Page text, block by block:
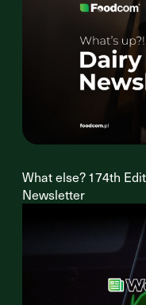
What else? 174th
Newsletter